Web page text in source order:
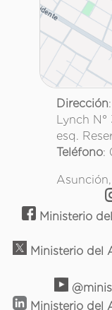
Dirección
Lynch N°
esq.
Teléfono:
Ministerio
Ministerio del
Ministerio del